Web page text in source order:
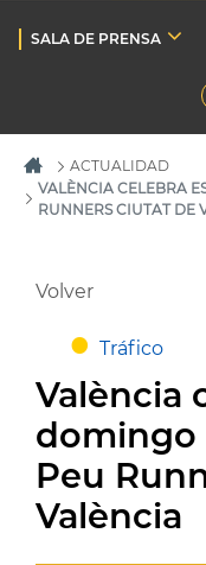
SALA DE PRENSA
ACTUALIDAD
VALÈNCIA CELEBRA
RUNNERS CIUTAT DE
Volver
Tráfico
València
domingo
Peu
València